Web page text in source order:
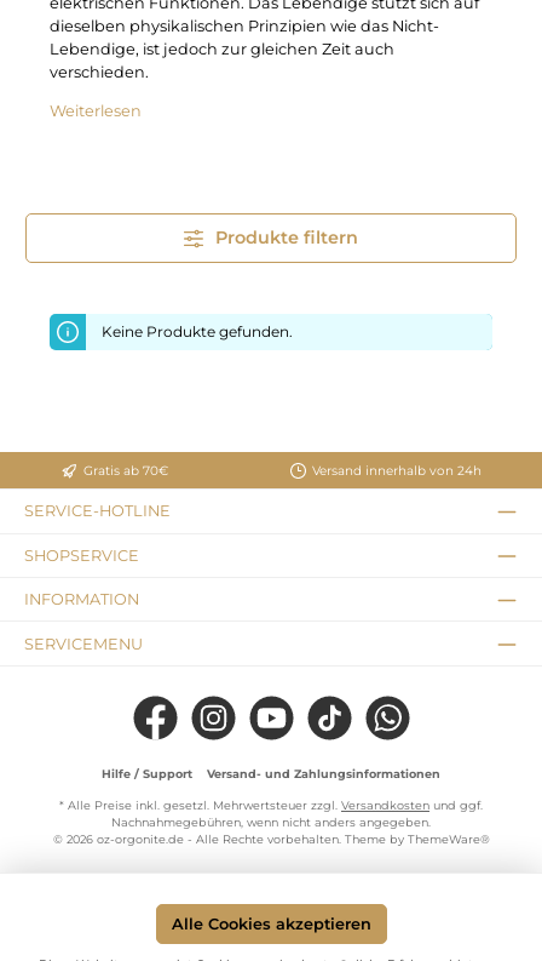
dieselben physikalischen Prinzipien wie das Nicht-
Lebendige, ist jedoch zur gleichen Zeit auch
verschieden.
Weiterlesen
Produkte filtern
Keine Produkte gefunden.
Gratis ab 70€ Versand innerhalb von 24h
SERVICE-HOTLINE
SHOPSERVICE
INFORMATION
SERVICEMENU
Facebook Instagram YouTube TikTok WhatsApp
Hilfe / Support Versand- und Zahlungsinformationen
* Alle Preise inkl. gesetzl. Mehrwertsteuer zzgl. Versandkosten und ggf.
Nachnahmegebühren, wenn nicht anders angegeben.
© 2026 oz-orgonite.de - Alle Rechte vorbehalten. Theme by ThemeWare®
Alle Cookies akzeptieren